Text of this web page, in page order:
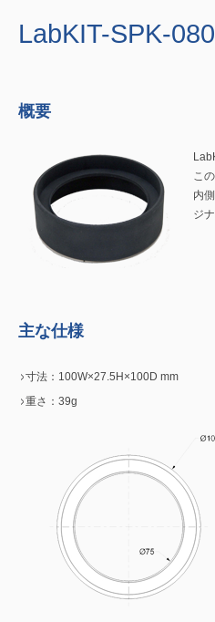
LabKIT-SPK-
概要
こ
内
ジ
主な仕様
寸法：100W×27.5H×100D mm
重さ：39g